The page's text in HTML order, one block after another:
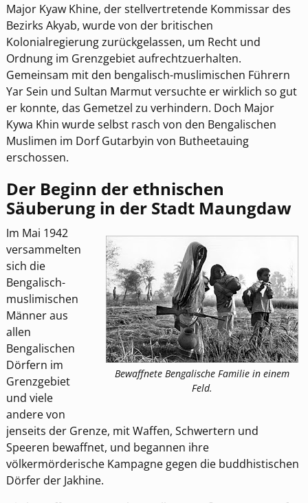
Major Kyaw Khine, der stellvertretende Kommissar des
Bezirks Akyab, wurde von der britischen
Kolonialregierung zurückgelassen, um Recht und
Ordnung im Grenzgebiet aufrechtzuerhalten.
Gemeinsam mit den bengalisch-muslimischen Führern
Yar Sein und Sultan Marmut versuchte er wirklich so gut
er konnte, das Gemetzel zu verhindern. Doch Major
Kywa Khin wurde selbst rasch von den Bengalischen
Muslimen im Dorf Gutarbyin von Butheetauing
erschossen.
Der Beginn der ethnischen
Säuberung in der Stadt Maungdaw
Bewaffnete Bengalische Familie in einem
Feld.
Im Mai 1942
versammelten
sich die
Bengalisch-
muslimischen
Männer aus
allen
Bengalischen
Dörfern im
Grenzgebiet
und viele
andere von
jenseits der Grenze, mit Waffen, Schwertern und
Speeren bewaffnet, und begannen ihre
völkermörderische Kampagne gegen die buddhistischen
Dörfer der Jakhine.